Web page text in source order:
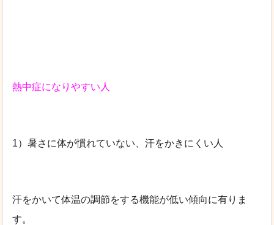
熱中症になりやすい人
1）暑さに体が慣れていない、汗をかきにくい人
汗をかいて体温の調節をする機能が低い傾向に有りま
す。